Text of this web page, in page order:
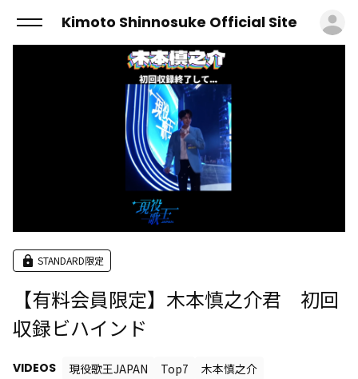
Kimoto Shinnosuke Official Site
STANDARD限定
【有料会員限定】木本慎之介君 初回
収録ビハインド
VIDEOS 現役歌王JAPAN Top7
木本慎之介